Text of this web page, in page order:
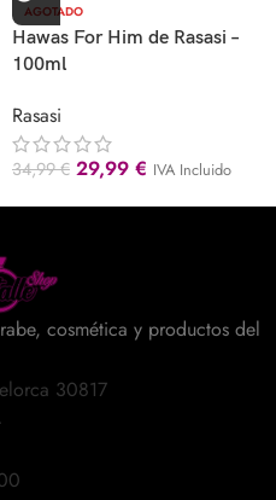
AGOTADO
Hawas For Him de Rasasi –
100ml
Rasasi
34,99€ 29,99 € IVA Incluido
cosmética y productos del
30817